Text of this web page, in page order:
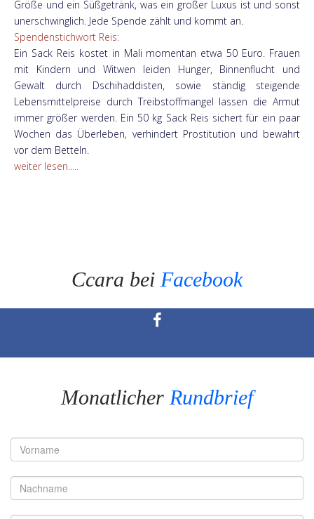
Größe und ein Süßgetränk, was ein großer Luxus ist und sonst
unerschwinglich. Jede Spende zählt und kommt an.
Spendenstichwort Reis:
Ein Sack Reis kostet in Mali momentan etwa 50 Euro. Frauen
mit Kindern und Witwen leiden Hunger, Binnenflucht und
Gewalt durch Dschihaddisten, sowie ständig steigende
Lebensmittelpreise durch Treibstoffmangel lassen die Armut
immer größer werden. Ein 50 kg Sack Reis sichert für ein paar
Wochen das Überleben, verhindert Prostitution und bewahrt
vor dem Betteln.
weiter lesen.....
Ccara bei Facebook
Monatlicher Rundbrief